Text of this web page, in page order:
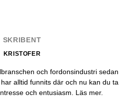
SKRIBENT
KRISTOFER
och fordonsindustri sedan
alltid funnits där och nu kan du ta
och entusiasm. Läs mer.